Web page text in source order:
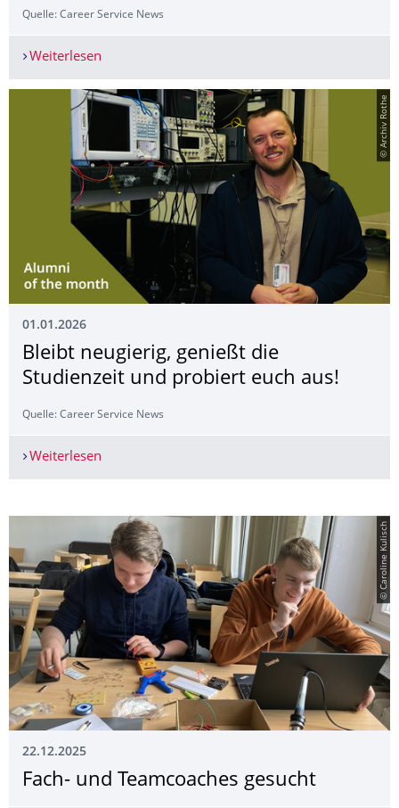
Quelle: Career Service News
Weiterlesen
© Archiv Rothe
01.01.2026
Bleibt neugierig, genießt die
Studienzeit und probiert euch aus!
Quelle: Career Service News
Weiterlesen
© Caroline Kulisch
22.12.2025
Fach- und Teamcoaches gesucht